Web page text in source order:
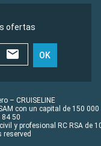
ofertas
OK
– CRUISELINE
con un capital de 150 000
84 50
y profesional RC RSA de
reserved